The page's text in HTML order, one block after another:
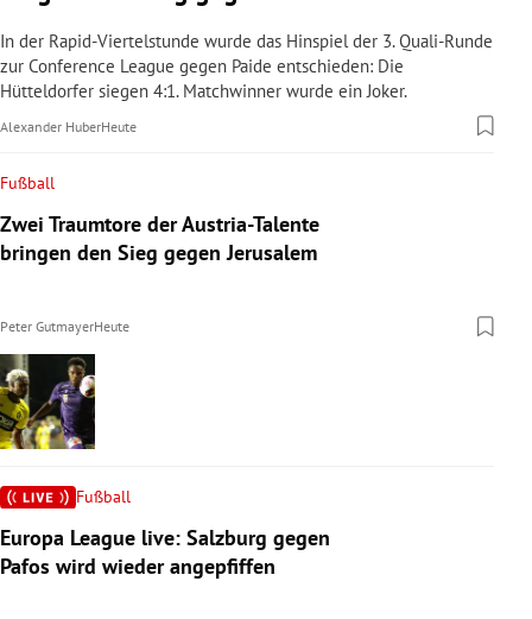
In der Rapid-Viertelstunde wurde das Hinspiel der 3. Quali-Runde
zur Conference League gegen Paide entschieden: Die
Hütteldorfer siegen 4:1. Matchwinner wurde ein Joker.
Alexander HuberHeute
Fußball
Zwei Traumtore der Austria-Talente
bringen den Sieg gegen Jerusalem
Peter GutmayerHeute
Fußball
Europa League live: Salzburg gegen
Pafos wird wieder angepfiffen